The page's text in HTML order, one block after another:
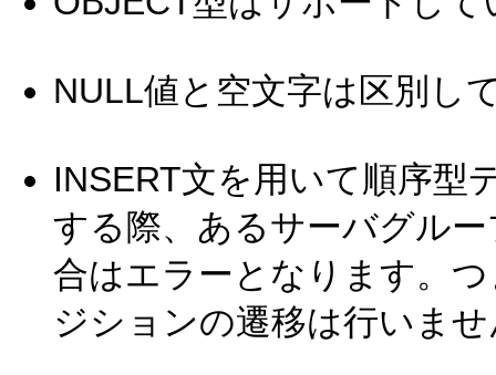
NULL値と空文字は区別し
INSERT文を用いて順序型
する際、あるサーバグル
合はエラーとなります。
ジションの遷移は行いま